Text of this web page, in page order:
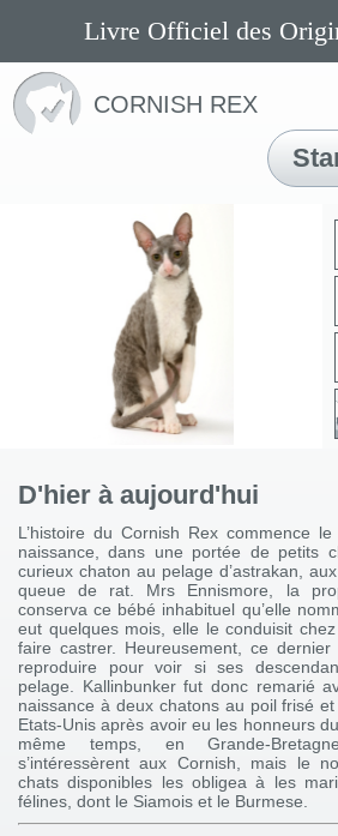
Livre Officiel des
CORNISH REX
D'hier à aujourd'hui
L’histoire du Cornish Rex commence
naissance, dans une portée de petits
curieux chaton au pelage d’astrakan,
queue de rat. Mrs Ennismore, la
conserva ce bébé inhabituel qu’elle
eut quelques mois, elle le conduisit
faire castrer. Heureusement, ce
reproduire pour voir si ses
pelage. Kallinbunker fut donc remarié
naissance à deux chatons au poil frisé
Etats-Unis après avoir eu les honneurs
même temps, en Grande-
s’intéressèrent aux Cornish, mais le
chats disponibles les obligea à les
félines, dont le Siamois et le Burmese.